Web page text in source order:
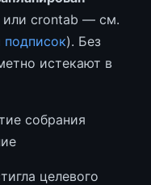
или crontab — см.
подписок). Без
истекают в
собрания
целевого